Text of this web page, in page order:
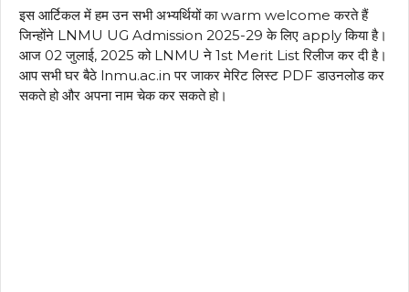
इस आर्टिकल में हम उन सभी अभ्यर्थियों का warm welcome करते हैं
जिन्होंने LNMU UG Admission 2025-29 के लिए apply किया है।
आज 02 जुलाई, 2025 को LNMU ने 1st Merit List रिलीज कर दी है।
आप सभी घर बैठे lnmu.ac.in पर जाकर मेरिट लिस्ट PDF डाउनलोड कर
सकते हो और अपना नाम चेक कर सकते हो।